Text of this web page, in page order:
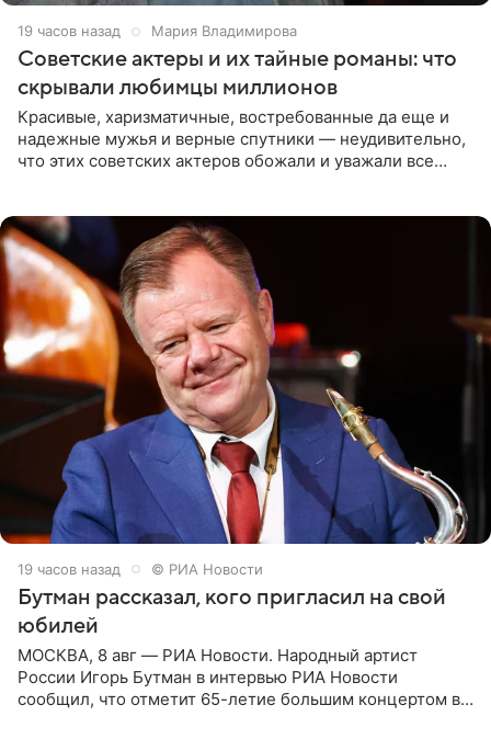
19 часов назад Мария Владимирова
Советские актеры и их тайные романы: что
скрывали любимцы миллионов
Красивые, харизматичные, востребованные да еще и
надежные мужья и верные спутники — неудивительно,
что этих советских актеров обожали и уважали все
19 часов назад © РИА Новости
Бутман рассказал, кого пригласил на свой
юбилей
МОСКВА, 8 авг — РИА Новости. Народный артист
России Игорь Бутман в интервью РИА Новости
сообщил, что отметит 65-летие большим концертом в